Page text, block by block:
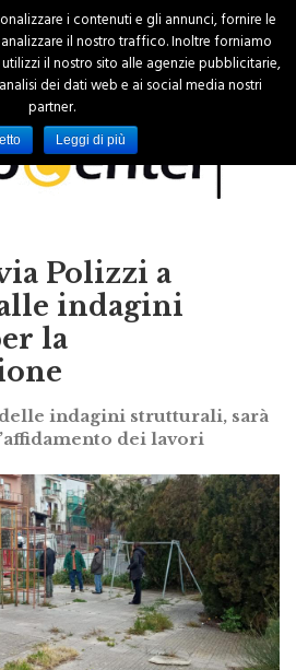
Polizzi a
indagini
la
indagini strutturali, sarà
dei lavori
i contenuti e gli annunci, fornire le
il nostro traffico. Inoltre forniamo
il nostro sito alle agenzie pubblicitarie,
dei dati web e ai social media nostri
partner.
Leggi di più